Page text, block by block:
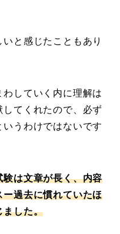
と感じたこともあり
していく内に理解は
てくれたので、必ず
うわけではないです
は文章が長く、内容
過去に慣れていたほ
ました。